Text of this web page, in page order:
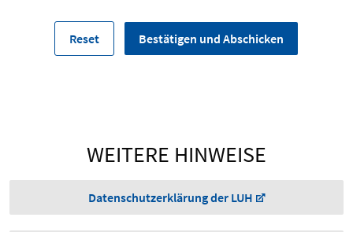
WEITERE HINWEISE
Datenschutzerklärung der LUH